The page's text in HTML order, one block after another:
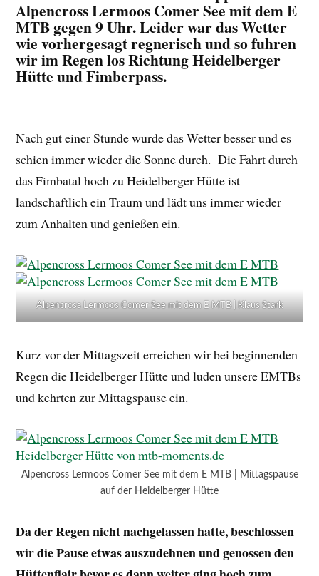
Alpencross Lermoos Comer See mit dem E
MTB gegen 9 Uhr. Leider war das Wetter
wie vorhergesagt regnerisch und so fuhren
wir im Regen los Richtung Heidelberger
Hütte und Fimberpass.
Nach gut einer Stunde wurde das Wetter besser und es
schien immer wieder die Sonne durch. Die Fahrt durch
das Fimbatal hoch zu Heidelberger Hütte ist
landschaftlich ein Traum und lädt uns immer wieder
zum Anhalten und genießen ein.
Alpencross Lermoos Comer See mit dem E MTB | Klaus Stark
Kurz vor der Mittagszeit erreichen wir bei beginnenden
Regen die Heidelberger Hütte und luden unsere EMTBs
und kehrten zur Mittagspause ein.
Alpencross Lermoos Comer See mit dem E MTB | Mittagspause
auf der Heidelberger Hütte
Da der Regen nicht nachgelassen hatte, beschlossen
wir die Pause etwas auszudehnen und genossen den